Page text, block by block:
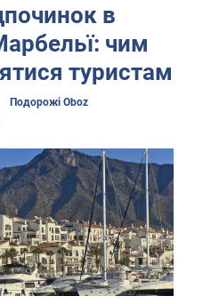
в
чим
туристам
Подорожі Oboz